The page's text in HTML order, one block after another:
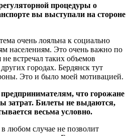
процедуры о
вы выступали на стороне
очень лояльна к социально
населениям. Это очень важно по
встречал таких объемов
городах. Бердянск тут
Это и было моей мотивацией.
что горожане
затрат. Билеты не выдаются,
весьма условно.
любом случае не позволит